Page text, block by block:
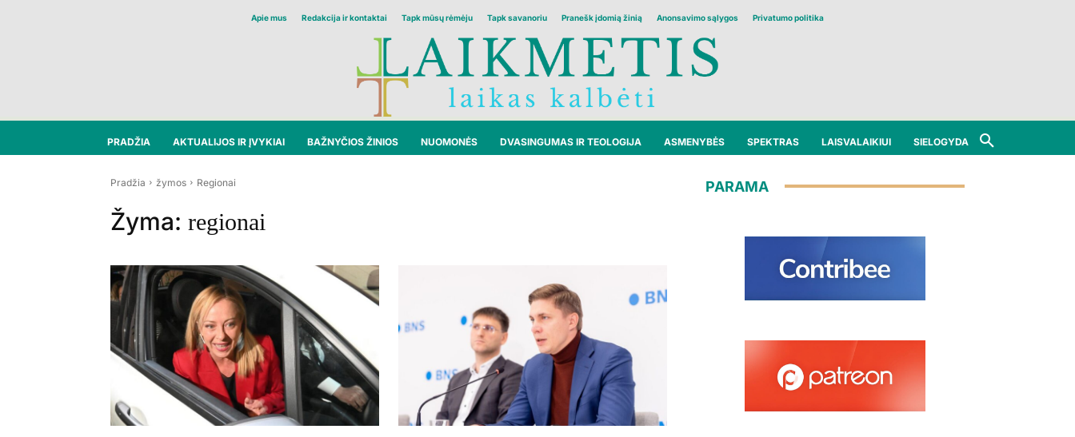
Apie mus Redakcija ir kontaktai Tapk mūsų rėmėju Tapk savanoriu Pranešk įdomią žinią Anonsavimo sąlygos Privatumo politika
PRADŽIA AKTUALIJOS IR ĮVYKIAI BAŽNYČIOS ŽINIOS NUOMONĖS DVASINGUMAS IR TEOLOGIJA ASMENYBĖS SPEKTRAS LAISVALAIKIUI SIELOGYDA
Pradžia žymos Regionai
Žyma: regionai
PARAMA